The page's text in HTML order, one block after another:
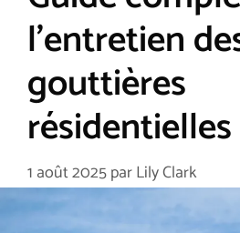
l’entretien
gouttières
résidentielles
1 août 2025parLily Clark